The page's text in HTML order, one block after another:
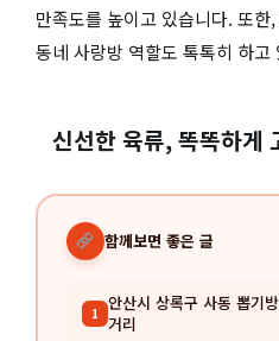
만족도를 높이고 있습니다. 또
동네 사랑방 역할도 톡톡히 하고
신선한 육류, 똑똑하게
함께보면 좋은 글
1 안산시 상록구 사동 뽑기
거리